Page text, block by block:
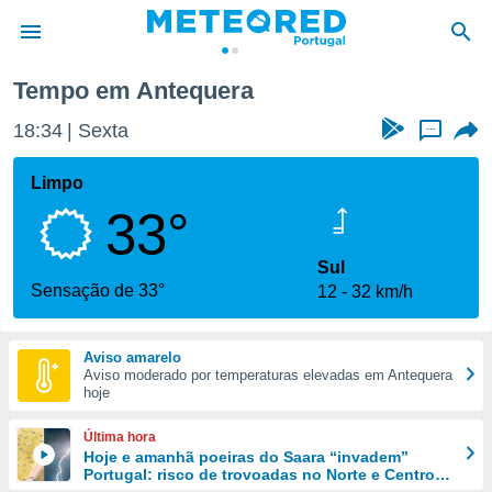
da
foi
fornecidas
a este
das
e
forma
digital
Tempo em Antequera
18:34 Sexta ...
Limpo
33°
Sensação de 33°
Sul
12
32 km/h
Aviso amarelo
Aviso moderado por temperaturas elevadas em Antequera
hoje
Última hora
Hoje e amanhã poeiras do Saara “invadem”
Portugal: risco de trovoadas no Norte e Centro